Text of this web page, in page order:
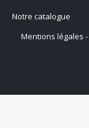
Notre catalogue
Mentions légales -